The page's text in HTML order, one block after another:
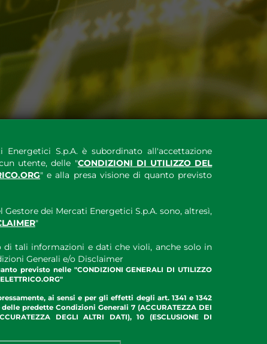
Energetici S.p.A. è subordinato all'accettazione
utente, delle "CONDIZIONI DI UTILIZZO DEL
" e alla presa visione di quanto previsto
dei Mercati Energetici S.p.A. sono, altresì,
"
di tali informazioni e dati che violi, anche solo in
Generali e/o Disclaimer
previsto nelle "CONDIZIONI GENERALI DI UTILIZZO
ai sensi e per gli effetti degli art. 1341 e 1342
predette Condizioni Generali 7 (ACCURATEZZA DEI
DEGLI ALTRI DATI), 10 (ESCLUSIONE DI